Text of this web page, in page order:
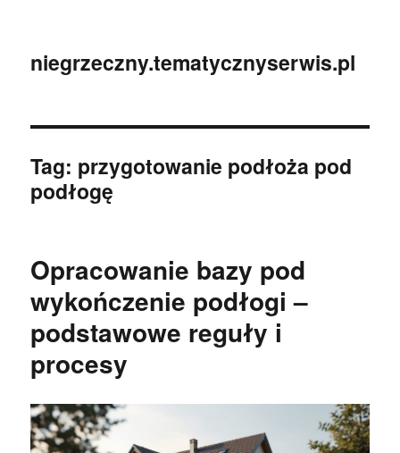
niegrzeczny.tematycznyserwis.pl
Tag: przygotowanie podłoża pod
podłogę
Opracowanie bazy pod
wykończenie podłogi –
podstawowe reguły i
procesy